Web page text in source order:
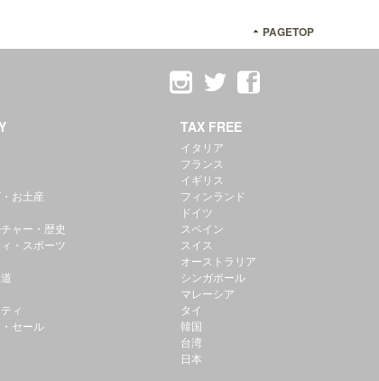
PAGETOP
お土産
ャー・歴史
・スポーツ
ィ
セール
TAX FREE
イタリア
フランス
イギリス
フィンランド
ドイツ
スペイン
スイス
オーストラリア
シンガポール
マレーシア
タイ
韓国
台湾
日本